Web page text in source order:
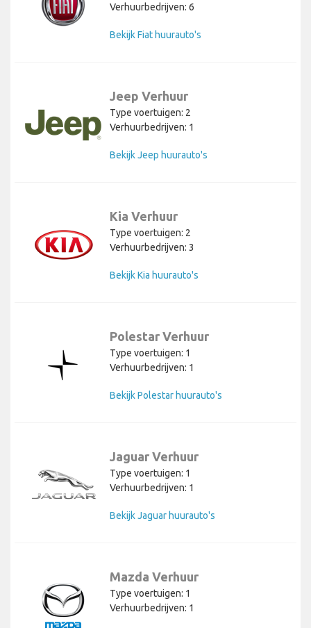
Verhuurbedrijven: 6
Bekijk Fiat huurauto's
Jeep Verhuur
Type voertuigen: 2
Verhuurbedrijven: 1
Bekijk Jeep huurauto's
Kia Verhuur
Type voertuigen: 2
Verhuurbedrijven: 3
Bekijk Kia huurauto's
Polestar Verhuur
Type voertuigen: 1
Verhuurbedrijven: 1
Bekijk Polestar huurauto's
Jaguar Verhuur
Type voertuigen: 1
Verhuurbedrijven: 1
Bekijk Jaguar huurauto's
Mazda Verhuur
Type voertuigen: 1
Verhuurbedrijven: 1